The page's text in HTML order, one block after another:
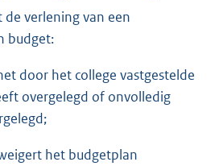
verlening van een
budget:
door het college vastgestelde
overgelegd of onvolledig
het budgetplan